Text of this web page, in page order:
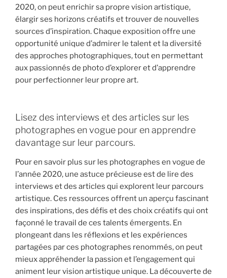
2020, on peut enrichir sa propre vision artistique,
élargir ses horizons créatifs et trouver de nouvelles
sources d’inspiration. Chaque exposition offre une
opportunité unique d’admirer le talent et la diversité
des approches photographiques, tout en permettant
aux passionnés de photo d’explorer et d’apprendre
pour perfectionner leur propre art.
Lisez des interviews et des articles sur les
photographes en vogue pour en apprendre
davantage sur leur parcours.
Pour en savoir plus sur les photographes en vogue de
l’année 2020, une astuce précieuse est de lire des
interviews et des articles qui explorent leur parcours
artistique. Ces ressources offrent un aperçu fascinant
des inspirations, des défis et des choix créatifs qui ont
façonné le travail de ces talents émergents. En
plongeant dans les réflexions et les expériences
partagées par ces photographes renommés, on peut
mieux appréhender la passion et l’engagement qui
animent leur vision artistique unique. La découverte de